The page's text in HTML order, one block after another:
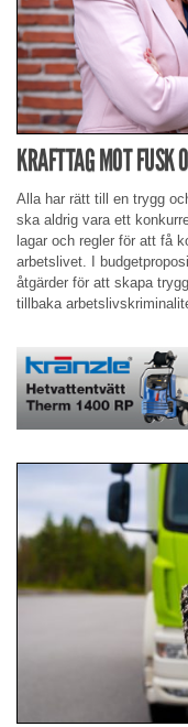
KRAFTTAG MOT FUSK
Alla har rätt till en trygg
ska aldrig vara ett
lagar och regler för att få
arbetslivet. I
åtgärder för att skapa
tillbaka